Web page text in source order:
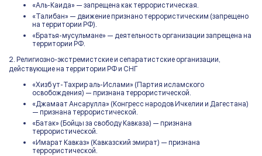
«Аль-Каида» — запрещена как террористическая.
«Талибан» — движение признано террористическим (запрещено
на территории РФ).
«Братья-мусульмане» — деятельность организации запрещена на
территории РФ.
2. Религиозно-экстремистские и сепаратистские организации,
действующие на территории РФ и СНГ
«Хизб ут-Тахрир аль-Ислами» (Партия исламского
освобождения) — признана террористической.
«Джамаат Ансарулла» (Конгресс народов Ичкелии и Дагестана)
— признана террористической.
«Батак» (Бойцы за свободу Кавказа) — признана
террористической.
«Имарат Кавказ» (Кавказский эмират) — признана
террористической.